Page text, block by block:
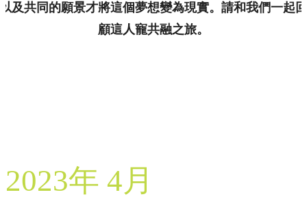
以及共同的願景才將這個夢想變為現實。請和我們一起回
顧這人寵共融之旅。
2023年 4月